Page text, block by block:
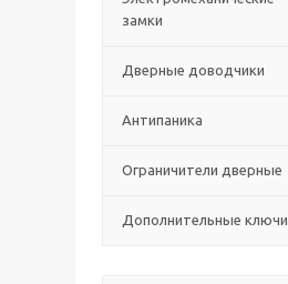
замки
Дверные доводчики
Антипаника
Ограничители дверные
Дополнительные ключи